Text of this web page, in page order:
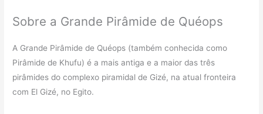
Sobre a Grande Pirâmide de Quéops
A Grande Pirâmide de Quéops (também conhecida como
Pirâmide de Khufu) é a mais antiga e a maior das três
pirâmides do complexo piramidal de Gizé, na atual fronteira
com El Gizé, no Egito.